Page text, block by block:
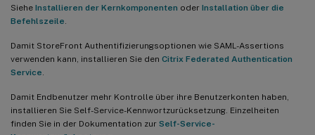
Siehe Installieren der Kernkomponenten oder Installation über die
Befehlszeile
Damit StoreFront Authentifizierungsoptionen wie SAML-Assertions
verwenden kann, installieren Sie den Citrix Federated Authentication
Service
Damit Endbenutzer mehr Kontrolle über ihre Benutzerkonten haben,
installieren Sie Self-Service-Kennwortzurücksetzung. Einzelheiten
finden Sie in der Dokumentation zur Self-Service-